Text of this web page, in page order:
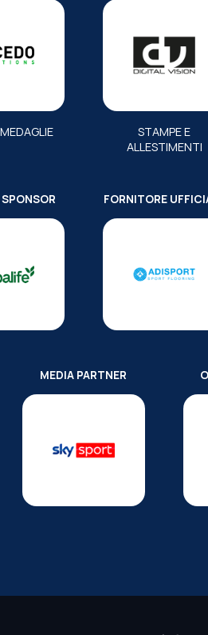
STAMPE E
ALLESTIMENTI
FORNITORE
MEDIA PARTNER